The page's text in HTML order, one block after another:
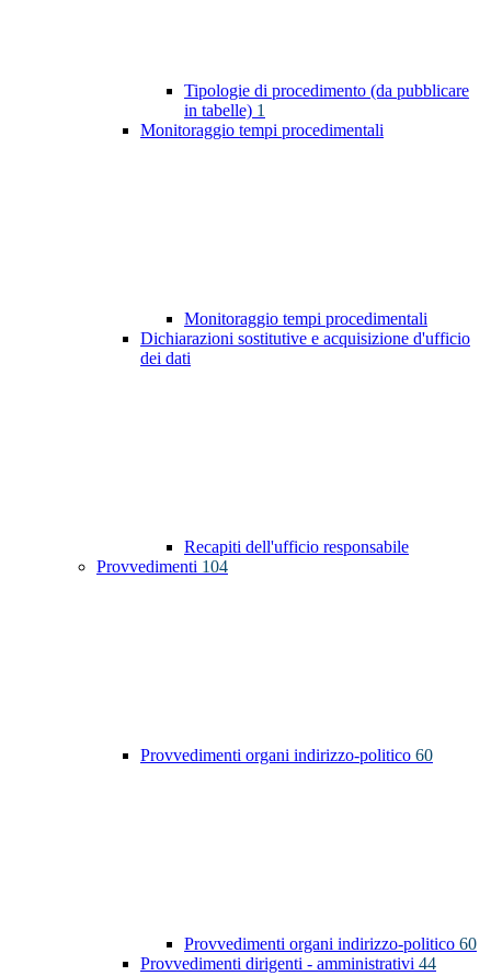
Tipologie di procedimento (da pubblicare
in tabelle) 1
Monitoraggio tempi procedimentali
Monitoraggio tempi procedimentali
Dichiarazioni sostitutive e acquisizione d'ufficio
dei dati
Recapiti dell'ufficio responsabile
Provvedimenti 104
Provvedimenti organi indirizzo-politico 60
Provvedimenti organi indirizzo-politico 60
Provvedimenti dirigenti - amministrativi 44